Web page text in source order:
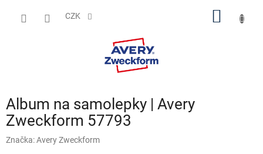
CZK
Album na samolepky | Avery
Zweckform 57793
Značka:Avery Zweckform